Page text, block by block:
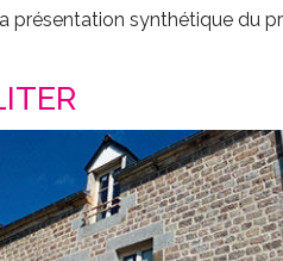
présentation synthétique du